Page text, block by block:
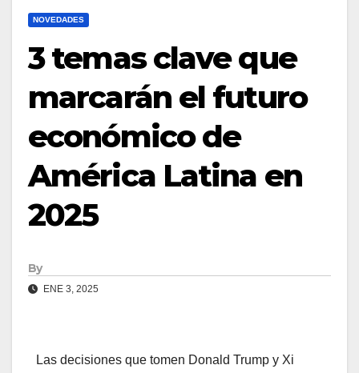
NOVEDADES
3 temas clave que
marcarán el futuro
económico de
América Latina en
2025
By
ENE 3, 2025
Las decisiones que tomen Donald Trump y Xi